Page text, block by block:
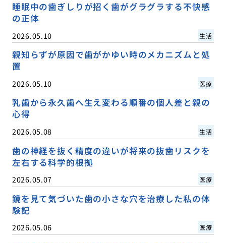
睡眠中の歯ぎしりが招く歯がグラグラする不快感
の正体
2026.05.10 生活
親知らずが原因で歯がかゆい時のメカニズムと処
置
2026.05.10 医療
乳歯から永久歯へ生え変わる順番の個人差と親の
心得
2026.05.08 生活
歯の神経を抜く精度の違いが将来の抜歯リスクを
左右する科学的根拠
2026.05.07 医療
鏡を見て気づいた歯の小さな穴を治療した私の体
験記
2026.05.06 医療